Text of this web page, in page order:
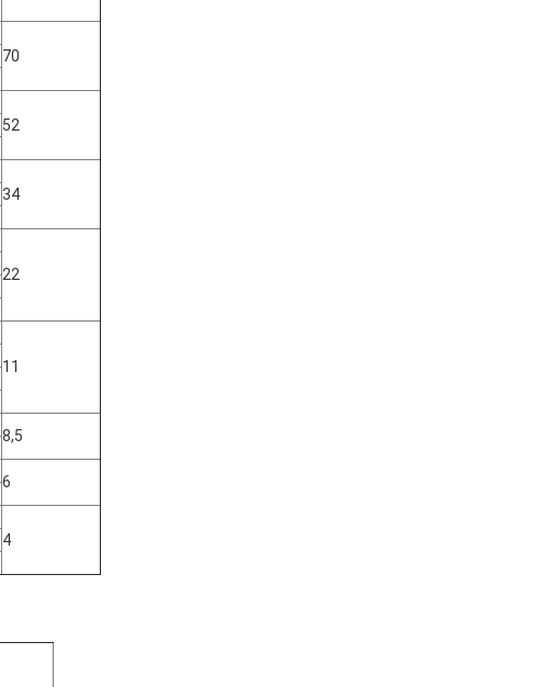
70
52
34
22
11
8,5
6
4